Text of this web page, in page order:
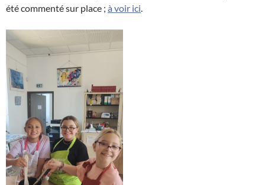
été commenté sur place ; à voir ici